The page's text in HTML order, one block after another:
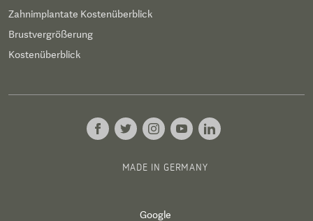
Zahnimplantate Kostenüberblick
Brustvergrößerung
Kostenüberblick
MADE IN GERMANY
Google